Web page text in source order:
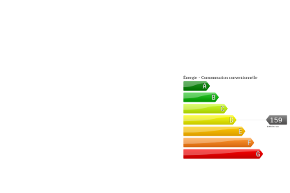
Énergie - Consommation conventionnelle
159
kWh/m².an